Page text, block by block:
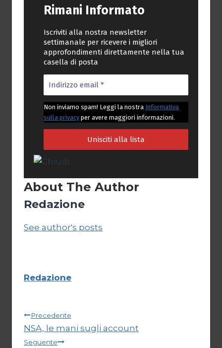
Rimani Informato
Iscriviti alla nostra newsletter
settimanale per ricevere i migliori
approfondimenti direttamente nella tua
casella di posta
Non inviamo spam! Leggi la nostra Informativa
sulla privacy per avere maggiori informazioni.
About The Author
Redazione
See author's posts
Redazione
Navigazione
articoli
Precedente
NSA, le mani sugli account
Seguente